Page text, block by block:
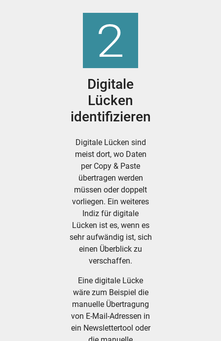
Digitale
Lücken
identifizieren
Digitale Lücken sind
meist dort, wo Daten
per Copy & Paste
übertragen werden
müssen oder doppelt
vorliegen. Ein weiteres
Indiz für digitale
Lücken ist es, wenn es
sehr aufwändig ist, sich
einen Überblick zu
verschaffen.
Eine digitale Lücke
wäre zum Beispiel die
manuelle Übertragung
von E-Mail-Adressen in
ein Newslettertool oder